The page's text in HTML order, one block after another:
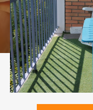
Budget
Pièces